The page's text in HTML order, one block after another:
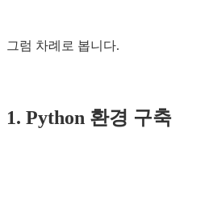
그럼 차례로 봅니다.
1. Python 환경 구축